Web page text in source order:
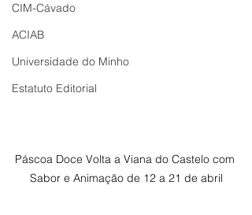
CIM-Cávado
ACIAB
Universidade do Minho
Estatuto Editorial
Páscoa Doce Volta a Viana do Castelo com
Sabor e Animação de 12 a 21 de abril